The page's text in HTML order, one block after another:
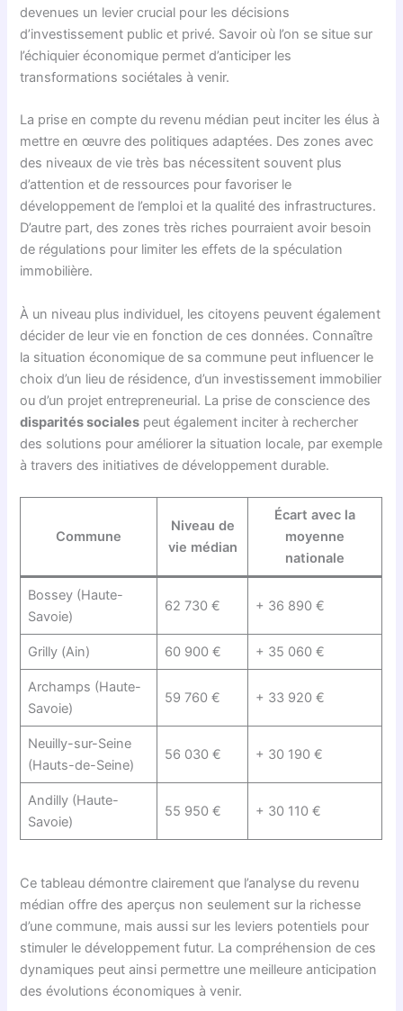
devenues un levier crucial pour les décisions
d’investissement public et privé. Savoir où l’on se situe sur
l’échiquier économique permet d’anticiper les
transformations sociétales à venir.
La prise en compte du revenu médian peut inciter les élus à
mettre en œuvre des politiques adaptées. Des zones avec
des niveaux de vie très bas nécessitent souvent plus
d’attention et de ressources pour favoriser le
développement de l’emploi et la qualité des infrastructures.
D’autre part, des zones très riches pourraient avoir besoin
de régulations pour limiter les effets de la spéculation
immobilière.
À un niveau plus individuel, les citoyens peuvent également
décider de leur vie en fonction de ces données. Connaître
la situation économique de sa commune peut influencer le
choix d’un lieu de résidence, d’un investissement immobilier
ou d’un projet entrepreneurial. La prise de conscience des
disparités sociales peut également inciter à rechercher
des solutions pour améliorer la situation locale, par exemple
à travers des initiatives de développement durable.
Commune
Niveau de
vie médian
Écart avec la
moyenne
nationale
Bossey (Haute-
Savoie)
62 730 € + 36 890 €
Grilly (Ain) 60 900 € + 35 060 €
Archamps (Haute-
Savoie)
59 760 € + 33 920 €
Neuilly-sur-Seine
(Hauts-de-Seine)
56 030 € + 30 190 €
Andilly (Haute-
Savoie)
55 950 € + 30 110 €
Ce tableau démontre clairement que l’analyse du revenu
médian offre des aperçus non seulement sur la richesse
d’une commune, mais aussi sur les leviers potentiels pour
stimuler le développement futur. La compréhension de ces
dynamiques peut ainsi permettre une meilleure anticipation
des évolutions économiques à venir.